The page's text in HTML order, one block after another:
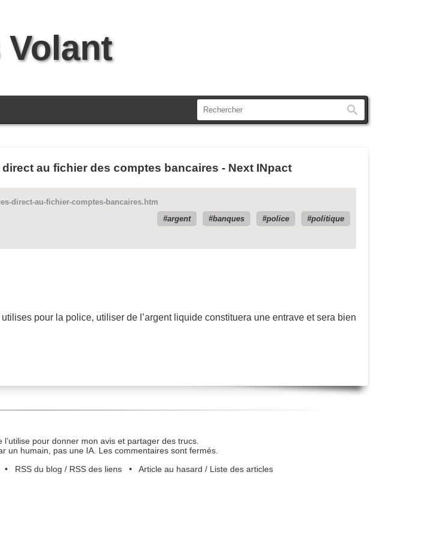
au fichier des comptes bancaires - Next INpact
direct-au-fichier-comptes-bancaires.htm
argent
banques police
politique
pour la police, utiliser de l’argent liquide constituera une entrave et sera bien
pour donner mon avis et partager des trucs.
un humain, pas une IA. Les commentaires sont fermés.
RSS du blog / RSS des liens• Article au hasard / Liste des articles